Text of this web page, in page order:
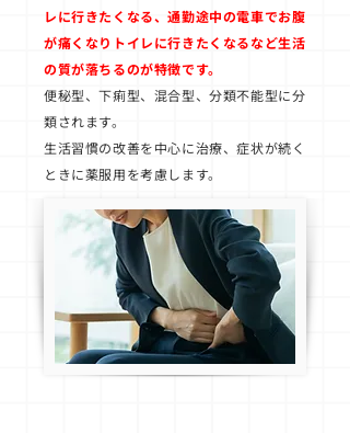
レに行きたくなる、通勤途中の電車でお腹
が痛くなりトイレに行きたくなるなど生活
の質が落ちるのが特徴です。
便秘型、下痢型、混合型、分類不能型に分
類されます。
生活習慣の改善を中心に治療、症状が続く
ときに薬服用を考慮します。